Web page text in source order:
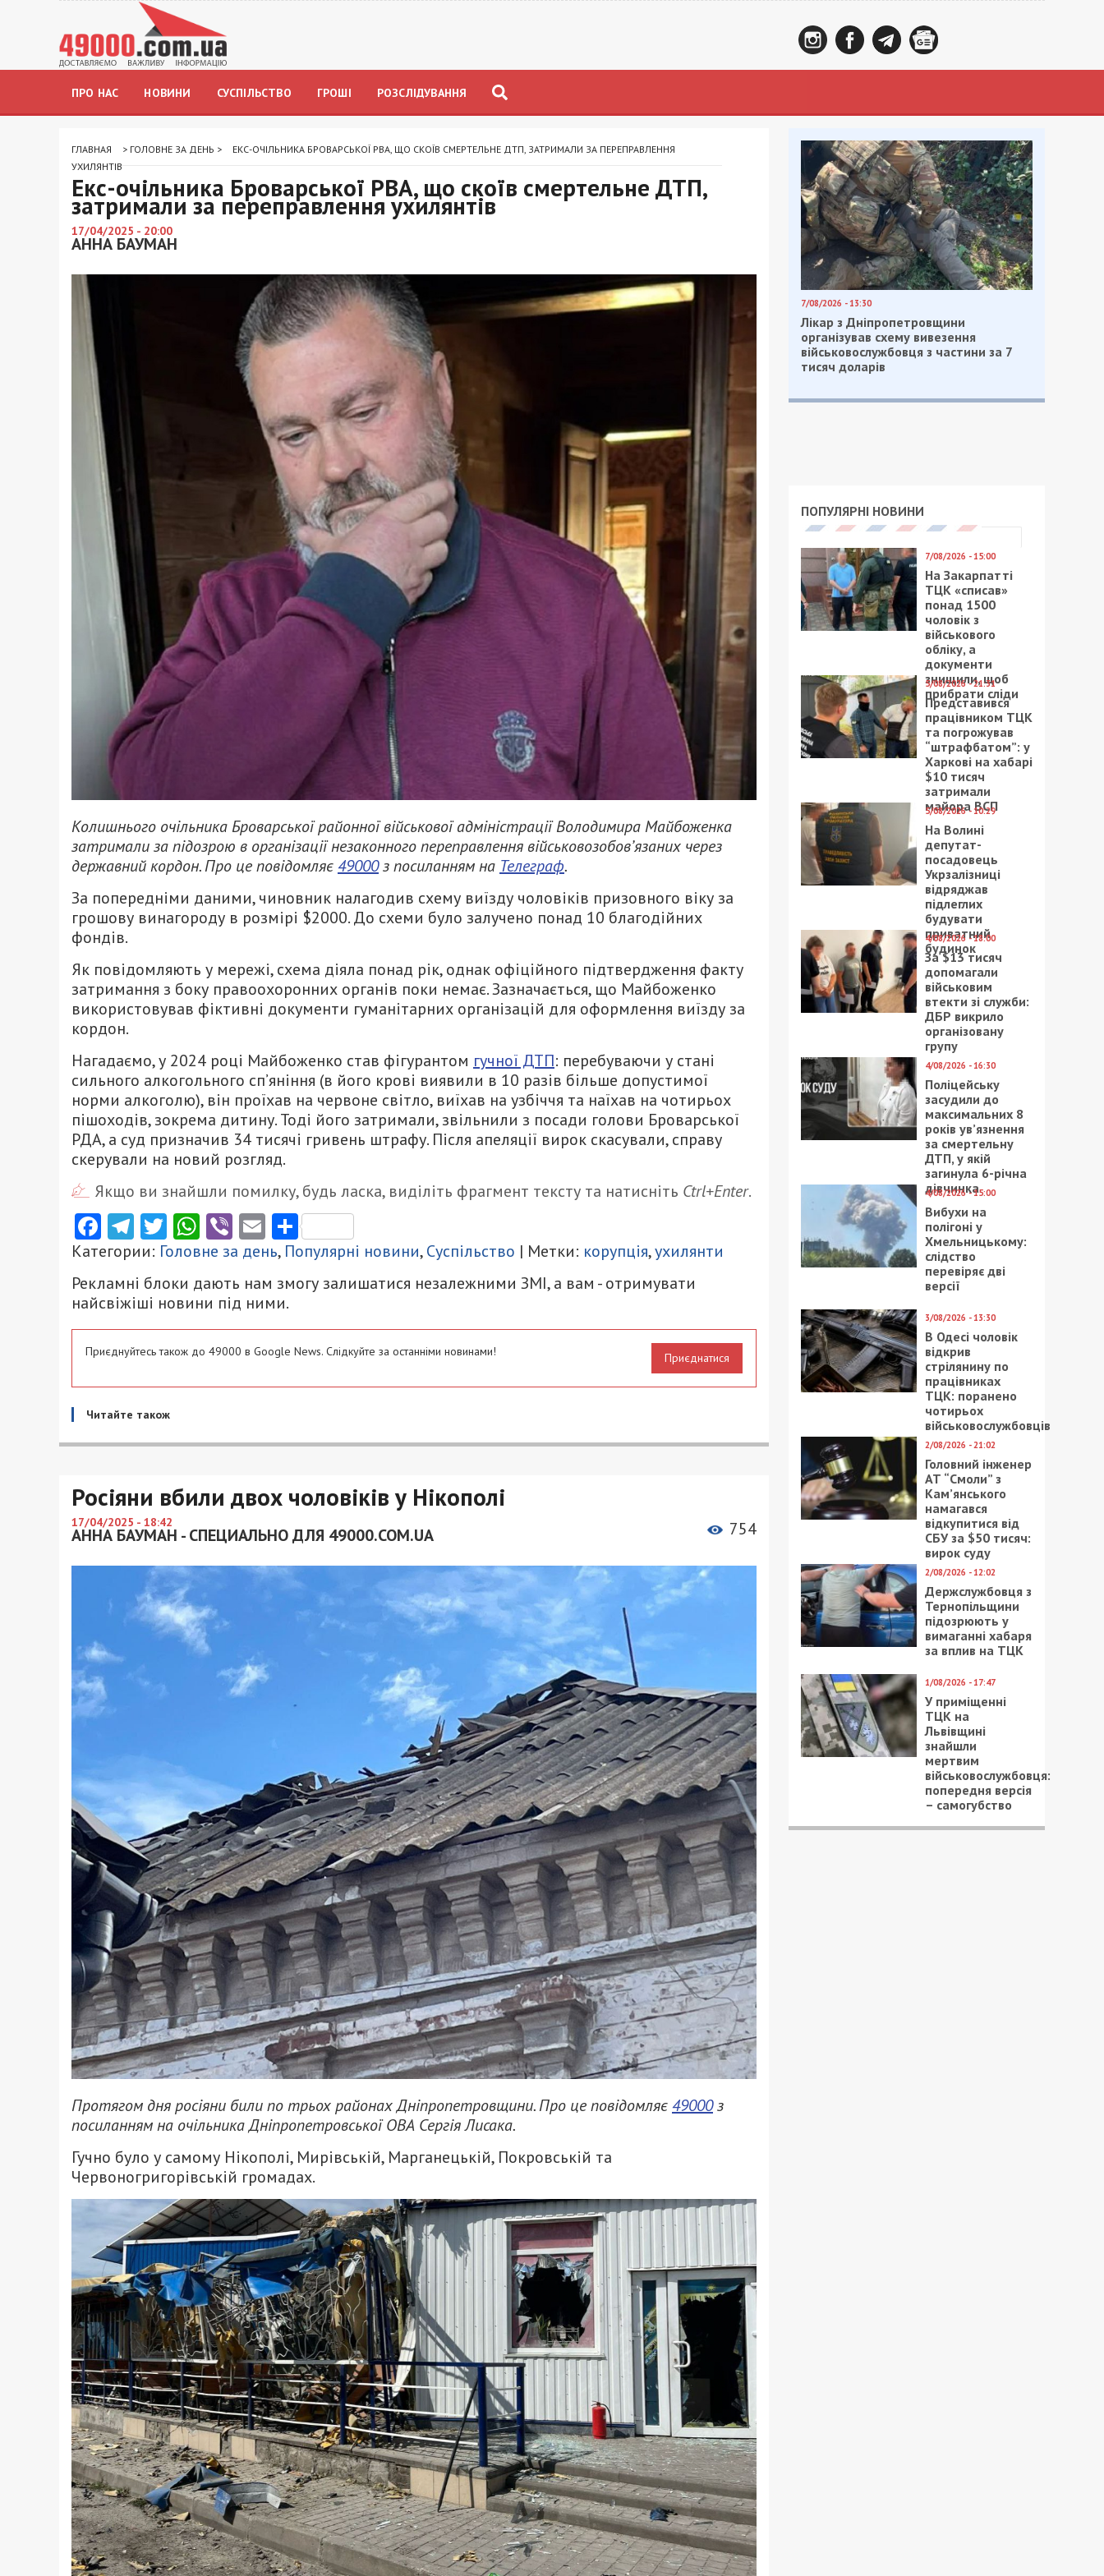
ПРО НАС НОВИНИ СУСПІЛЬСТВО ГРОШІ РОЗСЛІДУВАННЯ
ГЛАВНАЯ > ГОЛОВНЕ ЗА ДЕНЬ >
ЕКС-ОЧІЛЬНИКА БРОВАРСЬКОЇ РВА, ЩО СКОЇВ СМЕРТЕЛЬНЕ ДТП, ЗАТРИМАЛИ ЗА ПЕРЕПРАВЛЕННЯ
УХИЛЯНТІВ
Екс-очільника Броварської РВА, що скоїв смертельне ДТП,
затримали за переправлення ухилянтів
17/04/2025 - 20:00
АННА БАУМАН
Колишнього очільника Броварської районної військової адміністрації Володимира Майбоженка
затримали за підозрою в організації незаконного переправлення військовозобов’язаних через
державний кордон. Про це повідомляє49000з посиланням на Телеграф.
За попередніми даними, чиновник налагодив схему виїзду чоловіків призовного віку за
грошову винагороду в розмірі $2000. До схеми було залучено понад 10 благодійних
фондів.
Як повідомляють у мережі, схема діяла понад рік, однак офіційного підтвердження факту
затримання з боку правоохоронних органів поки немає. Зазначається, що Майбоженко
використовував фіктивні документи гуманітарних організацій для оформлення виїзду за
кордон.
Нагадаємо, у 2024 році Майбоженко став фігурантом гучної ДТП: перебуваючи у стані
сильного алкогольного сп’яніння (в його крові виявили в 10 разів більше допустимої
норми алкоголю), він проїхав на червоне світло, виїхав на узбіччя та наїхав на чотирьох
пішоходів, зокрема дитину. Тоді його затримали, звільнили з посади голови Броварської
РДА, а суд призначив 34 тисячі гривень штрафу. Після апеляції вирок скасували, справу
скерували на новий розгляд.
Якщо ви знайшли помилку, будь ласка, виділіть фрагмент тексту та натисніть Ctrl+Enter.
Facebook
Telegram
Twitter
WhatsApp
ViberEmailПоділитися
Категории: Головне за день, Популярні новини,Суспільство | Метки: корупція,ухилянти
Рекламні блоки дають нам змогу залишатися незалежними ЗМІ, а вам - отримувати
найсвіжіші новини під ними.
Приєднуйтесь також до 49000 в Google News. Слідкуйте за останніми новинами! Приєднатися
Читайте також
Росіяни вбили двох чоловіків у Нікополі
17/04/2025 - 18:42
АННА БАУМАН - СПЕЦИАЛЬНО ДЛЯ 49000.COM.UA 754
Протягом дня росіяни били по трьох районах Дніпропетровщини. Про це повідомляє49000з
посиланням на очільника Дніпропетровської ОВА Сергія Лисака.
Гучно було у самому Нікополі, Мирівській, Марганецькій, Покровській та
Червоногригорівській громадах.
7/08/2026 - 13:30
Лікар з Дніпропетровщини
організував схему вивезення
військовослужбовця з частини за 7
тисяч доларів
ПОПУЛЯРНІ НОВИНИ
7/08/2026 - 15:00
На Закарпатті
ТЦК «списав»
понад 1500
чоловік з
військового
обліку, а
документи
знищили, щоб
прибрати сліди
5/08/2026 - 21:31
Представився
працівником ТЦК
та погрожував
“штрафбатом”: у
Харкові на хабарі
$10 тисяч
затримали
майора ВСП
5/08/2026 - 10:29
На Волині
депутат-
посадовець
Укрзалізниці
відряджав
підлеглих
будувати
приватний
будинок
4/08/2026 - 18:00
За $13 тисяч
допомагали
військовим
втекти зі служби:
ДБР викрило
організовану
групу
4/08/2026 - 16:30
Поліцейську
засудили до
максимальних 8
років ув’язнення
за смертельну
ДТП, у якій
загинула 6-річна
дівчинка
4/08/2026 - 15:00
Вибухи на
полігоні у
Хмельницькому:
слідство
перевіряє дві
версії
3/08/2026 - 13:30
В Одесі чоловік
відкрив
стрілянину по
працівниках
ТЦК: поранено
чотирьох
військовослужбовців
2/08/2026 - 21:02
Головний інженер
АТ “Смоли” з
Кам’янського
намагався
відкупитися від
СБУ за $50 тисяч:
вирок суду
2/08/2026 - 12:02
Держслужбовця з
Тернопільщини
підозрюють у
вимаганні хабаря
за вплив на ТЦК
1/08/2026 - 17:47
У приміщенні
ТЦК на
Львівщині
знайшли
мертвим
військовослужбовця:
попередня версія
– самогубство